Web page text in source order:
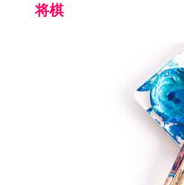
将棋